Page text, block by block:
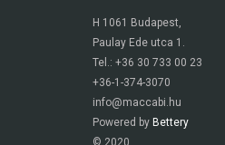
H 1061 Budapest,
Paulay Ede utca 1.
Tel.: +36 30 733 00 23
+36-1-374-3070
info@maccabi.hu
Powered by Bettery
© 2020